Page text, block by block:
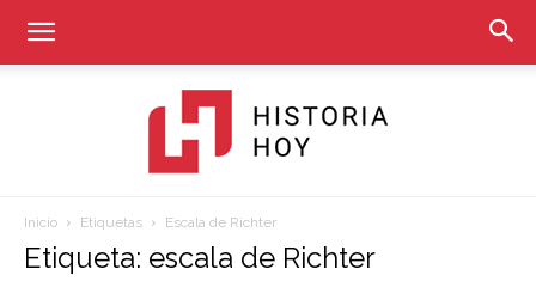
Historia
Inicio Etiquetas Escala de Richter
Etiqueta: escala de Richter